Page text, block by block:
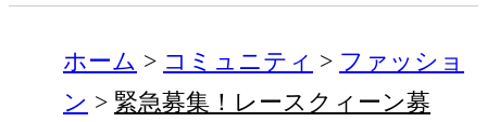
ホーム コミュニティ
ファッショ
ン
緊急募集！レースクィーン募